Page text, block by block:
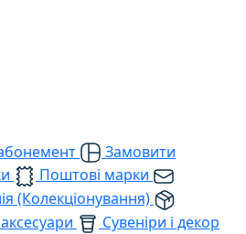
Замовити
Поштові марки
(Колекціонування)
Сувеніри і декор